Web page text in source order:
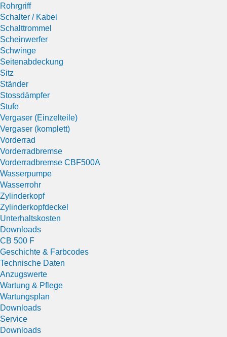
Rohrgriff
Schalter / Kabel
Schalttrommel
Scheinwerfer
Schwinge
Seitenabdeckung
Sitz
Ständer
Stossdämpfer
Stufe
Vergaser (Einzelteile)
Vergaser (komplett)
Vorderrad
Vorderradbremse
Vorderradbremse CBF500A
Wasserpumpe
Wasserrohr
Zylinderkopf
Zylinderkopfdeckel
Unterhaltskosten
Downloads
CB 500 F
Geschichte & Farbcodes
Technische Daten
Anzugswerte
Wartung & Pflege
Wartungsplan
Downloads
Service
Downloads